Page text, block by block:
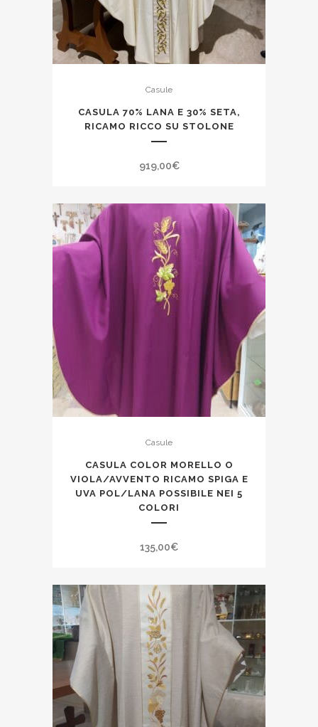
Casule
CASULA 70% LANA E 30% SETA,
RICAMO RICCO SU STOLONE
919,00€
Casule
CASULA COLOR MORELLO O
VIOLA/AVVENTO RICAMO SPIGA E
UVA POL/LANA POSSIBILE NEI 5
COLORI
135,00€